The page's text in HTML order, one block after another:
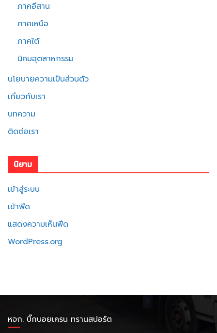
ภาคอีสาน
ภาคเหนือ
ภาคใต้
นิคมอุตสาหกรรม
นโยบายความเป็นส่วนตัว
เกี่ยวกับเรา
บทความ
ติดต่อเรา
นิยาม
เข้าสู่ระบบ
เข้าฟีด
แสดงความเห็นฟีด
WordPress.org
หจก. บิ๊กบอยเครน ทรานสปอร์ต